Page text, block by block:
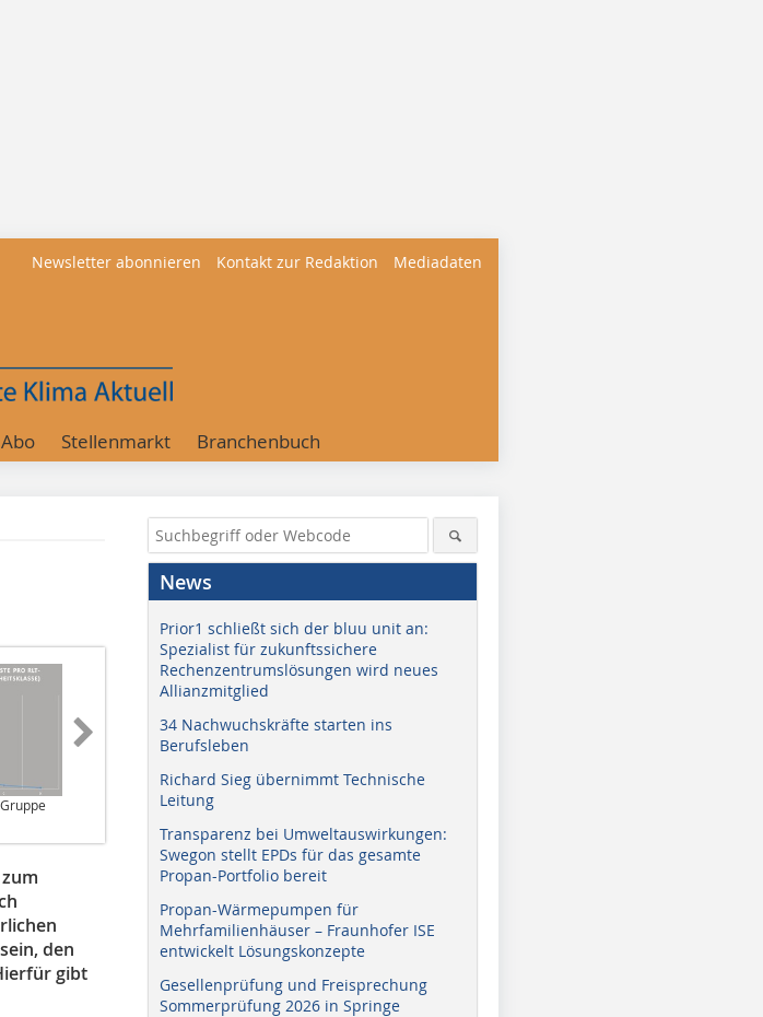
Newsletter abonnieren Kontakt zur Redaktion Mediadaten
Abo Stellenmarkt Branchenbuch
Quelle: Gesa Hygiene-Gruppe
den
gibt
News
Prior1 schließt sich der bluu unit an:
Spezialist für zukunftssichere
Rechenzentrumslösungen wird neues
Allianzmitglied
34 Nachwuchskräfte starten ins
Berufsleben
Richard Sieg übernimmt Technische
Leitung
Transparenz bei Umweltauswirkungen:
Swegon stellt EPDs für das gesamte
Propan-Portfolio bereit
Propan-Wärmepumpen für
Mehrfamilienhäuser – Fraunhofer ISE
entwickelt Lösungskonzepte
Gesellenprüfung und Freisprechung
Sommerprüfung 2026 in Springe